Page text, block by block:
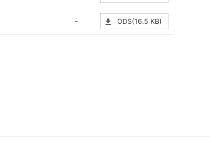
- ODS(16.5 KB)